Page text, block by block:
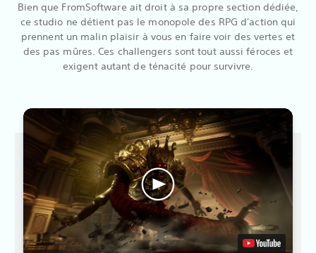
Bien que FromSoftware ait droit à sa propre section dédiée,
ce studio ne détient pas le monopole des RPG d'action qui
prennent un malin plaisir à vous en faire voir des vertes et
des pas mûres. Ces challengers sont tout aussi féroces et
exigent autant de ténacité pour survivre.